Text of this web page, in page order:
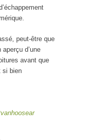
peut-être que
d’une
avant que
si bien